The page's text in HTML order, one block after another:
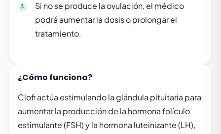
Si no se produce la ovulación, el médico
podrá aumentar la dosis o prolongar el
tratamiento.
¿Cómo funciona?
Clofi actúa estimulando la glándula pituitaria para
aumentar la producción de la hormona folículo
estimulante (FSH) y la hormona luteinizante (LH),